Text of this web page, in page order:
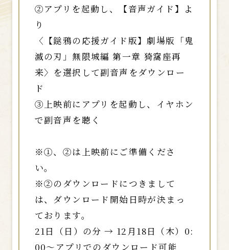
②アプリを起動し、【音声ガイド】よ
り
〈【鎹鴉の応援ガイド版】劇場版「鬼
滅の刃」無限城編 第一章 猗窩座再
来〉を選択して副音声をダウンロー
ド
③上映前にアプリを起動し、イヤホン
で副音声を聴く
※①、②は上映前にご準備くださ
い。
※②のダウンロードにつきまして
は、ダウンロード開始日時が決まっ
ております。
21日（日）の分 → 12月18日（木）0:
00～アプリでのダウンロード可能